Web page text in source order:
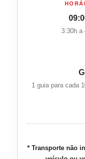
3:30h a
1 guia para cada
* Transporte não